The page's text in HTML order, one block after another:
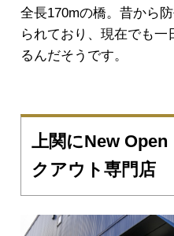
全長170mの橋。昔から
られており、現在でも
るんだそうです。
上関にNew
クアウト専門店